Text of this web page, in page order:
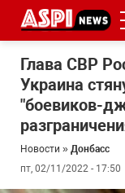
Глава СВР
Украина
"боевиков-
Новости » Донбасс
пт, 02/11/2022 - 17:50